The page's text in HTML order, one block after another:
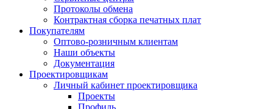
Протоколы обмена
Контрактная сборка печатных плат
Покупателям
Оптово-розничным клиентам
Наши объекты
Документация
Проектировщикам
Личный кабинет проектировщика
Проекты
Профиль